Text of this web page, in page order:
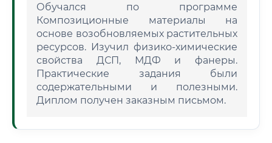
Обучался по программе
Композиционные материалы на
основе возобновляемых растительных
ресурсов. Изучил физико-химические
свойства ДСП, МДФ и фанеры.
Практические задания были
содержательными и полезными.
Диплом получен заказным письмом.